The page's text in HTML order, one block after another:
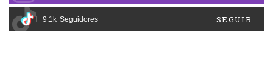
9.1k Seguidores SEGUIR